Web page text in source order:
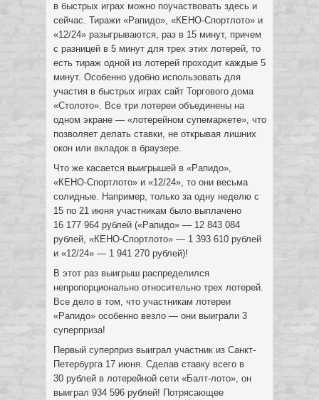
в быстрых играх можно поучаствовать здесь и
сейчас. Тиражи «Рапидо», «КЕНО-Спортлото» и
«12/24» разыгрываются, раз в 15 минут, причем
с разницей в 5 минут для трех этих лотерей, то
есть тираж одной из лотерей проходит каждые 5
минут. Особенно удобно использовать для
участия в быстрых играх сайт Торгового дома
«Столото». Все три лотереи объединены на
одном экране — «лотерейном супемаркете», что
позволяет делать ставки, не открывая лишних
окон или вкладок в браузере.
Что же касается выигрышей в «Рапидо»,
«КЕНО-Спортлото» и «12/24», то они весьма
солидные. Например, только за одну неделю с
15 по 21 июня участникам было выплачено
16 177 964 рублей («Рапидо» — 12 843 084
рублей, «КЕНО-Спортлото» — 1 393 610 рублей
и «12/24» — 1 941 270 рублей)!
В этот раз выигрыш распределился
непропорционально относительно трех лотерей.
Все дело в том, что участникам лотереи
«Рапидо» особенно везло — они выиграли 3
суперприза!
Первый суперприз выиграл участник из Санкт-
Петербурга 17 июня. Сделав ставку всего в
30 рублей в лотерейной сети «Балт-лото», он
выиграл 934 596 рублей! Потрясающее